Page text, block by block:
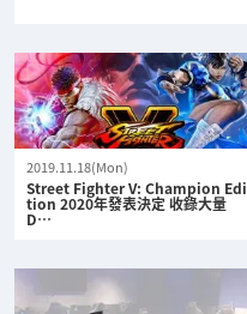
2019.11.18(Mon)
Street Fighter V: Champion Edi
tion 2020年發表決定 收錄大量
D…